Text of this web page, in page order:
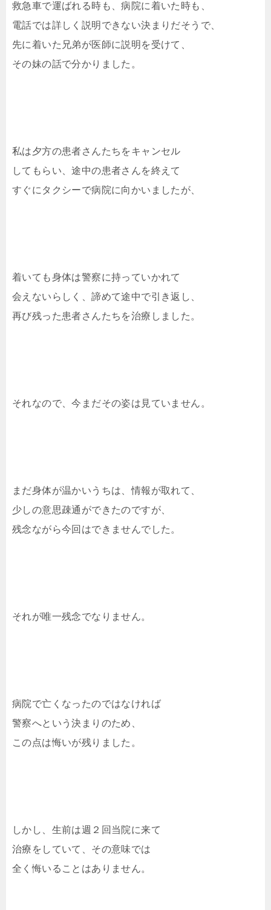
救急車で運ばれる時も、病院に着いた時も、
電話では詳しく説明できない決まりだそうで、
先に着いた兄弟が医師に説明を受けて、
その妹の話で分かりました。
私は夕方の患者さんたちをキャンセル
してもらい、途中の患者さんを終えて
すぐにタクシーで病院に向かいましたが、
着いても身体は警察に持っていかれて
会えないらしく、諦めて途中で引き返し、
再び残った患者さんたちを治療しました。
それなので、今まだその姿は見ていません。
まだ身体が温かいうちは、情報が取れて、
少しの意思疎通ができたのですが、
残念ながら今回はできませんでした。
それが唯一残念でなりません。
病院で亡くなったのではなければ
警察へという決まりのため、
この点は悔いが残りました。
しかし、生前は週２回当院に来て
治療をしていて、その意味では
全く悔いることはありません。